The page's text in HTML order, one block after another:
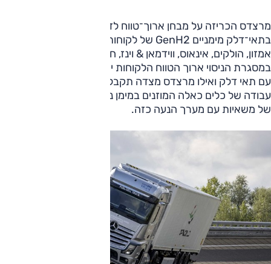
מרצדס הכריזה על מבחן ארוך־טווח לדגמים חשמליים המצוידים
בתאי־דלק מימניים GenH2 של לקוחותיה; אלה כוללים את
אמזון, הולקים, אינאוס, ווידמאן & וינז, חברת הגז איר פרודקטס.
במסגרת הניסוי ארוך הטווח הלקוחות יצברו ניסיון בתפעול רכב
עם תאי דלק ואילו מרצדס מצדה תקבל מידע מכלי ראשון על
עבודה של כלים כאלה המוזנים במימן נוזלי לקראת ייצור סדרתי
של משאיות עם מערך הנעה כזה.